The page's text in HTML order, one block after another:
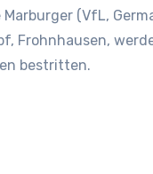
(VfL,
Frohnhausen,
bestritten.